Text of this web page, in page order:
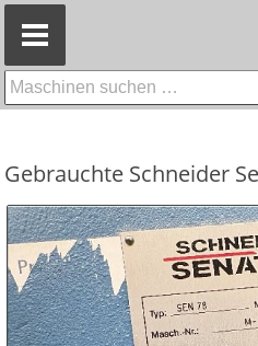
Gebrauchte Schneider